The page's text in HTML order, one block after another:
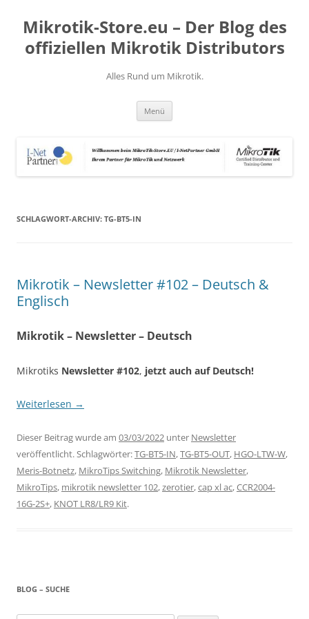
springen
Mikrotik-Store.eu – Der Blog des
offiziellen Mikrotik Distributors
Alles Rund um Mikrotik.
Menü
SCHLAGWORT-ARCHIV: TG-BT5-IN
Mikrotik – Newsletter #102 – Deutsch &
Englisch
Mikrotik – Newsletter – Deutsch
Mikrotiks Newsletter #102, jetzt auch auf Deutsch!
Weiterlesen →
Dieser Beitrag wurde am 03/03/2022 unter Newsletter
veröffentlicht. Schlagwörter:TG-BT5-IN,TG-BT5-OUT, HGO-LTW-W,
Meris-Botnetz, MikroTips Switching, Mikrotik Newsletter,
MikroTips, mikrotik newsletter 102,zerotier,cap xl ac,CCR2004-
16G-2S+, KNOT LR8/LR9 Kit.
BLOG – SUCHE